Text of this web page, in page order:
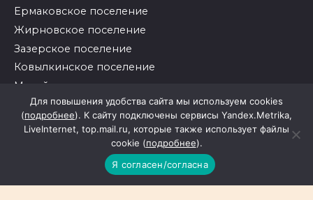
Ермаковское поселение
Жирновское поселение
Зазерское поселение
Ковылкинское поселение
Михайловское поселение
Скосырское поселение
Суховское поселение
Тацинское поселение
Углегорское поселение
Для повышения удобства сайта мы используем cookies
(подробнее). К сайту подключены сервисы Yandex.Metrika,
LiveInternet, top.mail.ru, которые также использует файлы
cookie (подробнее).
Я согласен/согласна